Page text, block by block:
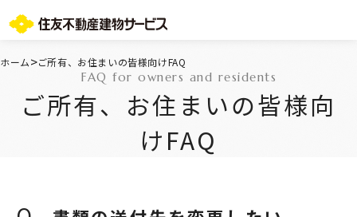
TOPページ
ご所有・お住まいの皆様
ST-マンション管理WEBサービス
ホーム>ご所有、お住まいの皆様向けFAQ
FAQ for owners and residents
ご所有、お住まいの皆様向
けFAQ